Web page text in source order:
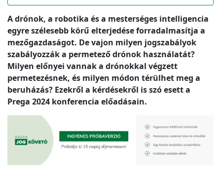
A drónok, a robotika és a mesterséges intelligencia
egyre szélesebb körű elterjedése forradalmasítja a
mezőgazdaságot. De vajon milyen jogszabályok
szabályozzák a permetező drónok használatát?
Milyen előnyei vannak a drónokkal végzett
permetezésnek, és milyen módon térülhet meg a
beruházás? Ezekről a kérdésekről is szó esett a
Prega 2024 konferencia előadásain.